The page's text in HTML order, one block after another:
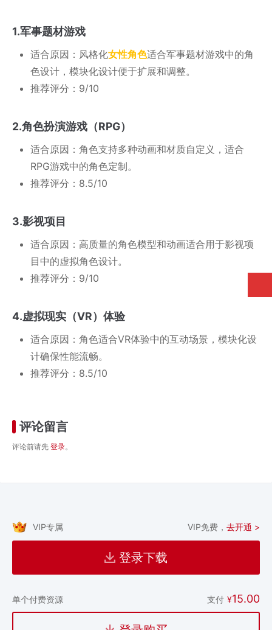
1.军事题材游戏
适合原因：风格化女性角色适合军事题材游戏中的角
色设计，模块化设计便于扩展和调整。
推荐评分：9/10
2.角色扮演游戏（RPG）
适合原因：角色支持多种动画和材质自定义，适合
RPG游戏中的角色定制。
推荐评分：8.5/10
3.影视项目
适合原因：高质量的角色模型和动画适合用于影视项
目中的虚拟角色设计。
推荐评分：9/10
4.虚拟现实（VR）体验
适合原因：角色适合VR体验中的互动场景，模块化设
计确保性能流畅。
推荐评分：8.5/10
评论留言
评论前请先 登录。
VIP专属 VIP免费， 去开通 >
登录下载
单个付费资源 支付 ¥15.00